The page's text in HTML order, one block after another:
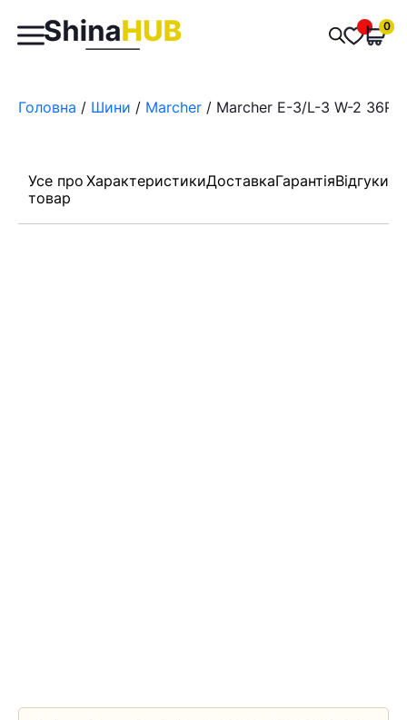
Пошук
товарів
0
Головна / Шини / Marcher / Marcher E-3/L-3 W-2 36PR
Усе про
товар
ХарактеристикиДоставкаГарантіяВідгуки